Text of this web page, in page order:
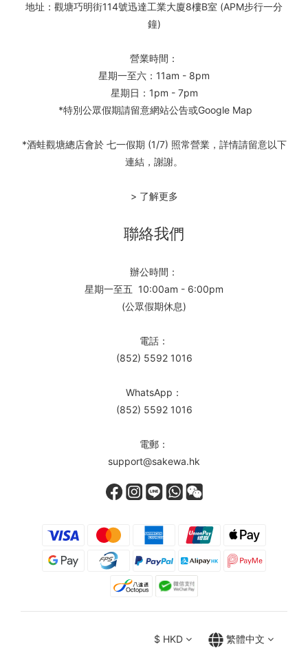
地址：觀塘巧明街114號迅達工業大廈8樓B室 (APM步行一分
鐘)
營業時間：
星期一至六：11am - 8pm
星期日：1pm - 7pm
*特別公眾假期請留意網站公告或Google Map
*酒蛙觀塘總店會於 七一假期 (1/7) 照常營業，詳情請留意以下
連結，謝謝。
> 了解更多
聯絡我們
辦公時間：
星期一至五 10:00am - 6:00pm
(公眾假期休息)
電話：
(852) 5592 1016
WhatsApp：
(852) 5592 1016
電郵：
support@sakewa.hk
$ HKD 繁體中文